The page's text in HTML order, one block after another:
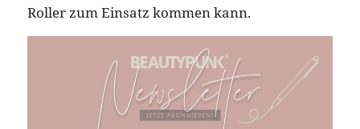
Roller zum Einsatz kommen kann.